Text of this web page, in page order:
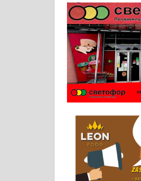
Потребна два
стоваришту
информација
стовариште у
Горког 26
8 до 15 часова.
Чистим све